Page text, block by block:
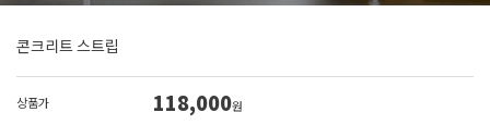
콘크리트 스트립
상품가 118,000원